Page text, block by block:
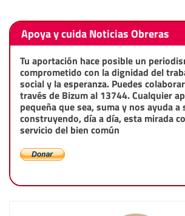
Apoya y cuida Noticias Obreras
Tu aportación hace posible un
comprometido con la dignidad del
social y la esperanza. Puedes
través de Bizum al 13744. Cualquier
pequeña que sea, suma y nos ayuda a
construyendo, día a día, esta mirada
servicio del bien común